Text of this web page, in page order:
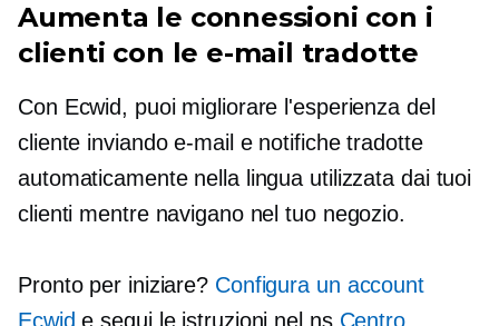
Aumenta le connessioni con i
clienti con le e-mail tradotte
Con Ecwid, puoi migliorare l'esperienza del
cliente inviando e-mail e notifiche tradotte
automaticamente nella lingua utilizzata dai tuoi
clienti mentre navigano nel tuo negozio.
Pronto per iniziare? Configura un account
Ecwid e segui le istruzioni nel ns Centro